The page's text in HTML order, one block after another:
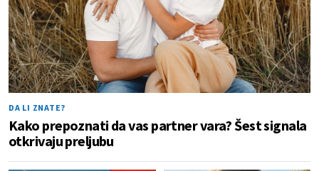
DA LI ZNATE?
Kako prepoznati da vas partner vara? Šest signala
otkrivaju preljubu